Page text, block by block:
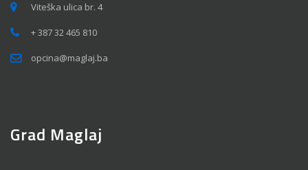
Viteška ulica br. 4
+ 387 32 465 810
opcina@maglaj.ba
Grad Maglaj